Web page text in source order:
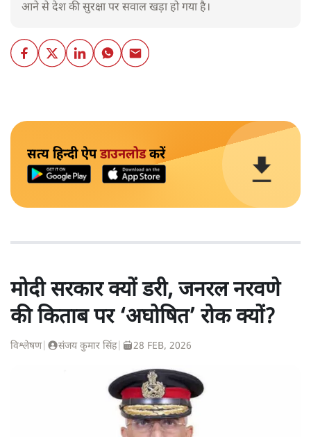
आने से देश की सुरक्षा पर सवाल खड़ा हो गया है।
सत्य हिन्दी ऐपडाउनलोडकरें
मोदी सरकार क्यों डरी, जनरल नरवणे
की किताब पर ‘अघोषित’ रोक क्यों?
विश्लेषण| संजय कुमार सिंह| 28 FEB, 2026